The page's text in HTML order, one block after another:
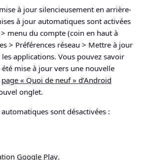
à jour silencieusement en arrière-
à jour automatiques sont activées
> menu du compte (coin en haut à
> Préférences réseau > Mettre à jour
applications. Vous pouvez savoir
été mise à jour vers une nouvelle
page « Quoi de neuf » d’Android
onglet.
sont désactivées :
Google Play.